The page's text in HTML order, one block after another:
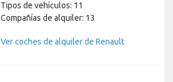
Tipos de vehículos: 11
Compañías de alquiler: 13
Ver coches de alquiler de Renault